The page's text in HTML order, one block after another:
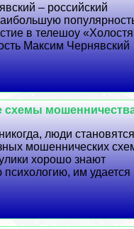
– российский
в телешоу
Максим Чернявский
схемы
люди становятся
мошеннических
хорошо знают
психологию, им удается